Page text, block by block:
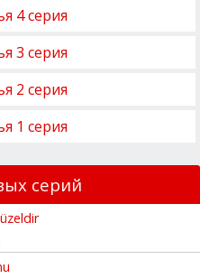
4 серия
3 серия
2 серия
1 серия
серий